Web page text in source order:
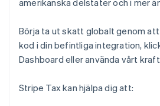
amerikanska delstater och i mer
Börja ta ut skatt globalt genom att
kod i din befintliga integration,
Dashboard eller använda vårt
Stripe Tax kan hjälpa dig att: